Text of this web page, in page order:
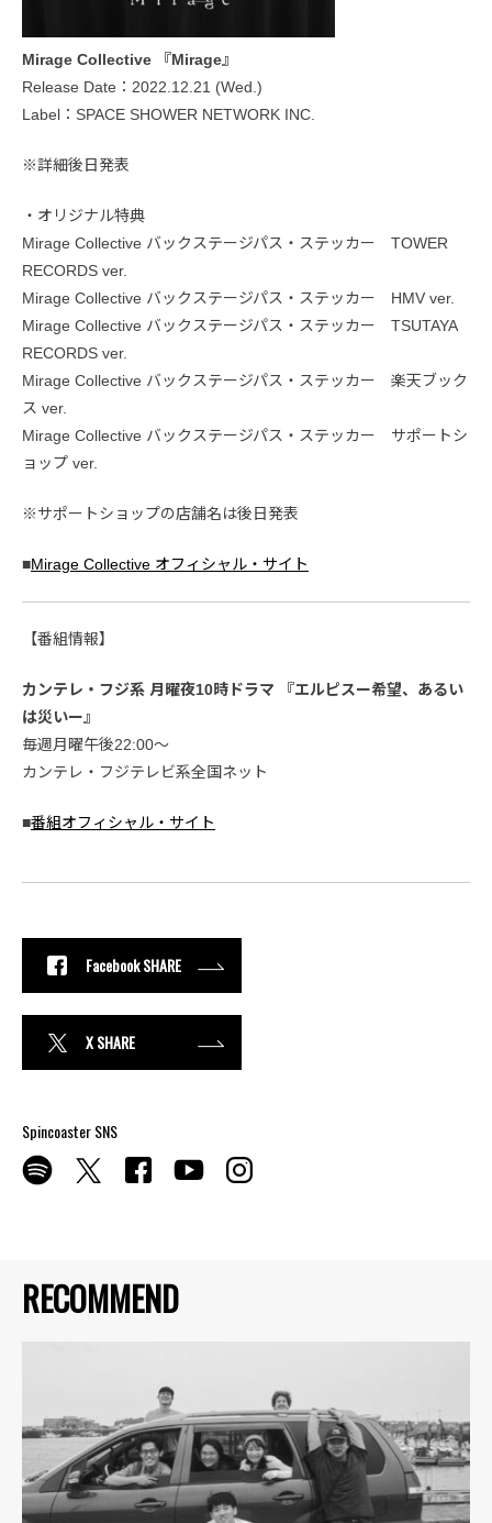
RECOMMEND
Mirage Collective 『Mirage』
Release Date：2022.12.21 (Wed.)
Label：SPACE SHOWER NETWORK INC.
※詳細後日発表
・オリジナル特典
Mirage Collective バックステージパス・ステッカー TOWER
RECORDS ver.
Mirage Collective バックステージパス・ステッカー HMV ver.
Mirage Collective バックステージパス・ステッカー TSUTAYA
RECORDS ver.
Mirage Collective バックステージパス・ステッカー 楽天ブック
ス ver.
Mirage Collective バックステージパス・ステッカー サポートシ
ョップ ver.
※サポートショップの店舗名は後日発表
■Mirage Collective オフィシャル・サイト
【番組情報】
カンテレ・フジ系 月曜夜10時ドラマ 『エルピスー希望、あるい
は災いー』
毎週月曜午後22:00〜
カンテレ・フジテレビ系全国ネット
■番組オフィシャル・サイト
Facebook SHARE
X SHARE
Spincoaster SNS